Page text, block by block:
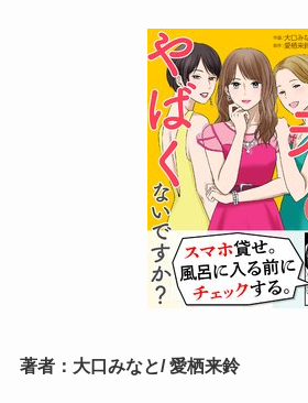
著者：大口みなと/ 愛栖来鈴